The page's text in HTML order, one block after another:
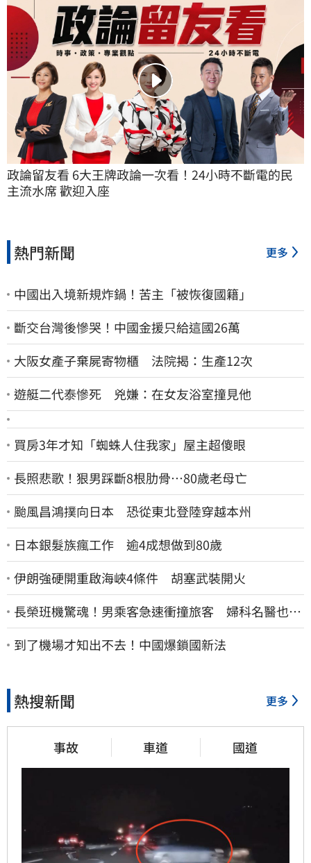
政論留友看 6大王牌政論一次看！24小時不斷電的民
主流水席 歡迎入座
熱門新聞 更多
中國出入境新規炸鍋！苦主「被恢復國籍」
斷交台灣後慘哭！中國金援只給這國26萬
大阪女產子棄屍寄物櫃 法院揭：生產12次
遊艇二代泰慘死 兇嫌：在女友浴室撞見他
買房3年才知「蜘蛛人住我家」屋主超傻眼
長照悲歌！狠男踩斷8根肋骨…80歲老母亡
颱風昌鴻撲向日本 恐從東北登陸穿越本州
日本銀髮族瘋工作 逾4成想做到80歲
伊朗強硬開重啟海峽4條件 胡塞武裝開火
長榮班機驚魂！男乘客急速衝撞旅客 婦科名醫也掛
彩：全機卡半小時
到了機場才知出不去！中國爆鎖國新法
熱搜新聞 更多
事故 車道 國道